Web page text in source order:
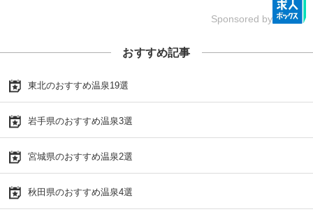
Sponsored by
おすすめ記事
東北のおすすめ温泉19選
岩手県のおすすめ温泉3選
宮城県のおすすめ温泉2選
秋田県のおすすめ温泉4選